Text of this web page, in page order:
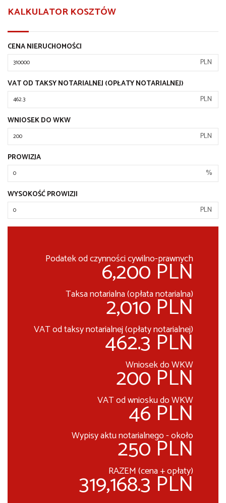
KALKULATOR KOSZTÓW
CENA NIERUCHOMOŚCI
PLN
VAT OD TAKSY NOTARIALNEJ (OPŁATY NOTARIALNEJ)
PLN
WNIOSEK DO WKW
PLN
PROWIZJA
%
WYSOKOŚĆ PROWIZJI
PLN
Podatek od czynności cywilno-prawnych
6,200 PLN
Taksa notarialna (opłata notarialna)
2,010 PLN
VAT od taksy notarialnej (opłaty notarialnej)
462.3 PLN
Wniosek do WKW
200 PLN
VAT od wniosku do WKW
46 PLN
Wypisy aktu notarialnego - około
250 PLN
RAZEM (cena + opłaty)
319,168.3 PLN